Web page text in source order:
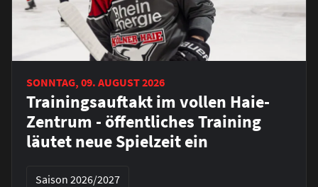
SONNTAG, 09. AUGUST 2026
Trainingsauftakt im vollen Haie-
Zentrum - öffentliches Training
läutet neue Spielzeit ein
Saison 2026/2027